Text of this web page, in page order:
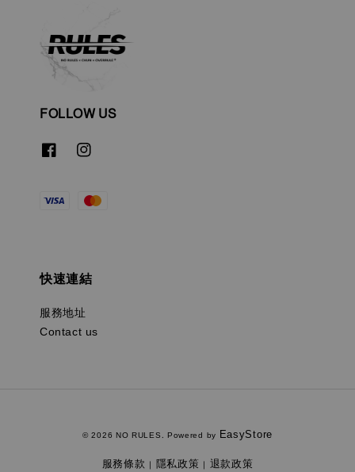
FOLLOW US
快速連結
服務地址
Contact us
© 2026 NO RULES. Powered by EasyStore
服務條款 | 隱私政策 | 退款政策